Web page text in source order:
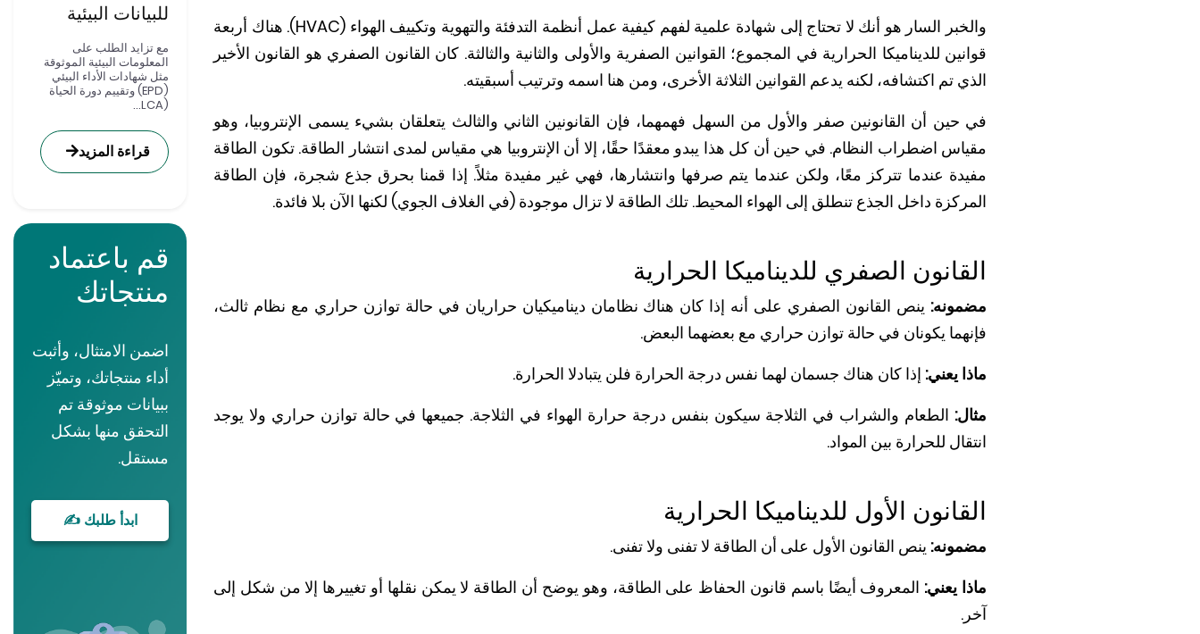
والخبر السار هو أنك لا تحتاج إلى شهادة علمية لفهم كيفية عمل أنظمة التدفئة والتهوية وتكييف الهواء (HVAC). هناك أربعة
قوانين للديناميكا الحرارية في المجموع؛ القوانين الصفرية والأولى والثانية والثالثة. كان القانون الصفري هو القانون الأخير
الذي تم اكتشافه، لكنه يدعم القوانين الثلاثة الأخرى، ومن هنا اسمه وترتيب أسبقيته.
في حين أن القانونين صفر والأول من السهل فهمهما، فإن القانونين الثاني والثالث يتعلقان بشيء يسمى الإنتروبيا، وهو
مقياس اضطراب النظام. في حين أن كل هذا يبدو معقدًا حقًا، إلا أن الإنتروبيا هي مقياس لمدى انتشار الطاقة. تكون الطاقة
مفيدة عندما تتركز معًا، ولكن عندما يتم صرفها وانتشارها، فهي غير مفيدة مثلاً. إذا قمنا بحرق جذع شجرة، فإن الطاقة
المركزة داخل الجذع تنطلق إلى الهواء المحيط. تلك الطاقة لا تزال موجودة (في الغلاف الجوي) لكنها الآن بلا فائدة.
القانون الصفري للديناميكا الحرارية
مضمونه: ينص القانون الصفري على أنه إذا كان هناك نظامان ديناميكيان حراريان في حالة توازن حراري مع نظام ثالث،
فإنهما يكونان في حالة توازن حراري مع بعضهما البعض.
ماذا يعني: إذا كان هناك جسمان لهما نفس درجة الحرارة فلن يتبادلا الحرارة.
مثال: الطعام والشراب في الثلاجة سيكون بنفس درجة حرارة الهواء في الثلاجة. جميعها في حالة توازن حراري ولا يوجد
انتقال للحرارة بين المواد.
القانون الأول للديناميكا الحرارية
مضمونه: ينص القانون الأول على أن الطاقة لا تفنى ولا تفنى.
ماذا يعني: المعروف أيضًا باسم قانون الحفاظ على الطاقة، وهو يوضح أن الطاقة لا يمكن نقلها أو تغييرها إلا من شكل إلى
آخر.
للبيانات البيئية
مع تزايد الطلب على
المعلومات البيئية الموثوقة
مثل شهادات الأداء البيئي
(EPD) وتقييم دورة الحياة
(LCA...
قراءة المزيد
قم باعتماد
منتجاتك
اضمن الامتثال، وأثبت
أداء منتجاتك، وتميّز
ببيانات موثوقة تم
التحقق منها بشكل
مستقل.
ابدأ طلبك ✍